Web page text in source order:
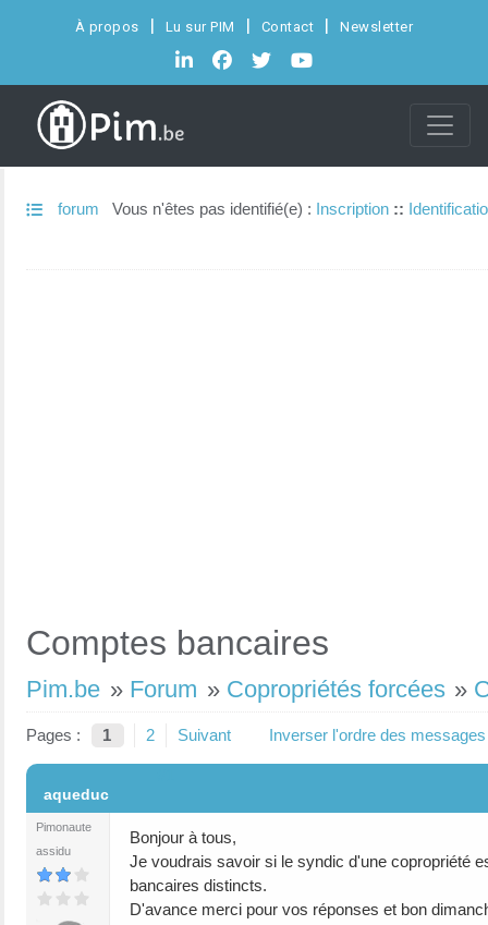
À propos Lu sur PIM Contact Newsletter
forum Vous n'êtes pas identifié(e) : Inscription ::
Comptes bancaires
Pim.be » Forum » Copropriétés forcées »
Pages : 1 2 Suivant Inverser l'ordre des messages
aqueduc
Pimonaute
assidu
Bonjour à tous,
Je voudrais savoir si le syndic d'une copropriété
bancaires distincts.
D'avance merci pour vos réponses et bon